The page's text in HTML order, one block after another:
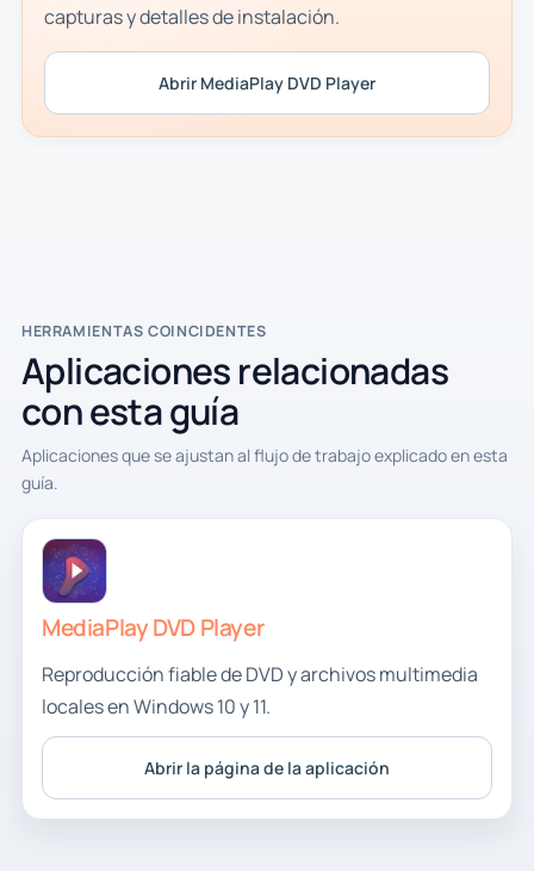
capturas y detalles de instalación.
Abrir MediaPlay DVD Player
HERRAMIENTAS COINCIDENTES
Aplicaciones relacionadas
con esta guía
Aplicaciones que se ajustan al flujo de trabajo explicado en esta
guía.
MediaPlay DVD Player
Reproducción fiable de DVD y archivos multimedia
locales en Windows 10 y 11.
Abrir la página de la aplicación